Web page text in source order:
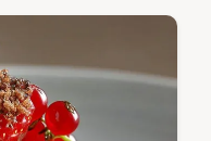
au chocolat
française
légère